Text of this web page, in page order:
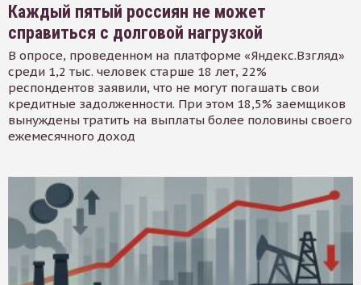
Каждый пятый россиян не может
справиться с долговой нагрузкой
В опросе, проведенном на платформе «Яндекс.Взгляд»
среди 1,2 тыс. человек старше 18 лет, 22%
респондентов заявили, что не могут погашать свои
кредитные задолженности. При этом 18,5% заемщиков
вынуждены тратить на выплаты более половины своего
ежемесячного доход